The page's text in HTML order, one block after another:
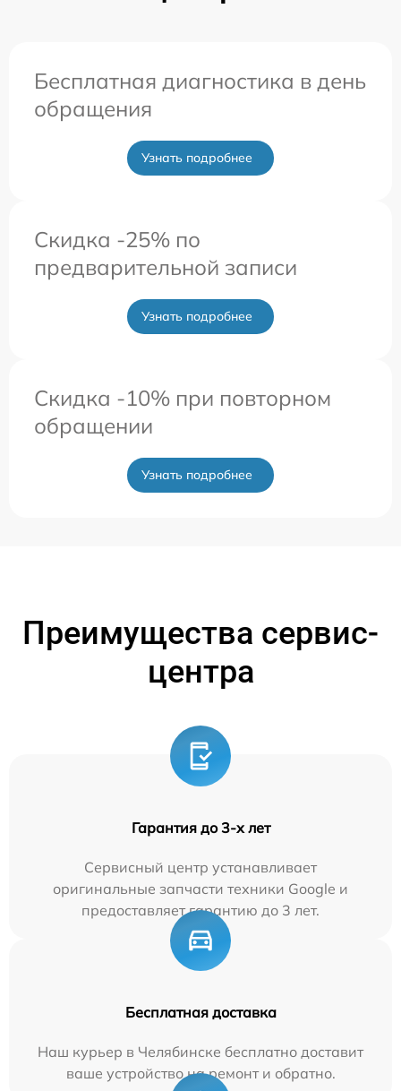
Бесплатная диагностика в день
обращения
Узнать подробнее
Скидка -25% по
предварительной записи
Узнать подробнее
Скидка -10% при повторном
обращении
Узнать подробнее
Преимущества сервис-
центра
Гарантия до 3-х лет
Сервисный центр устанавливает
оригинальные запчасти техники Google и
предоставляет гарантию до 3 лет.
Бесплатная доставка
Наш курьер в Челябинске бесплатно доставит
ваше устройство на ремонт и обратно.